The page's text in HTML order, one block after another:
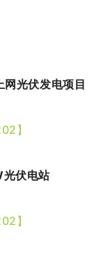
光伏发电项目
】
光伏电站
】